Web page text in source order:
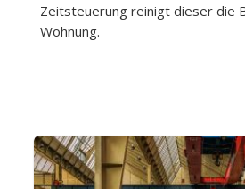
Zeitsteuerung reinigt dieser die
Wohnung.